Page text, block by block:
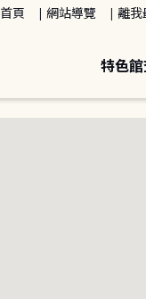
頁 網站導覽 離我
特色